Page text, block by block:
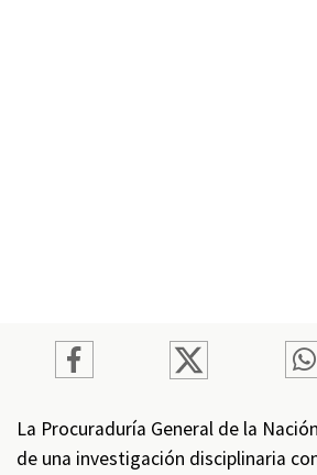
La Procuraduría General de la
de una investigación disciplinaria